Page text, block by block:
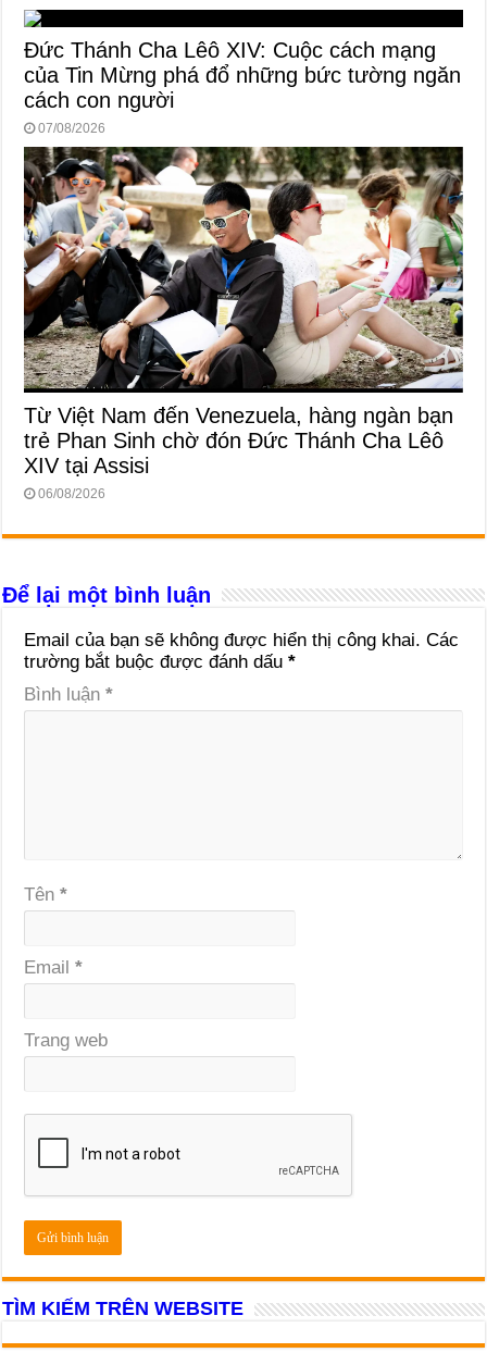
Đức Thánh Cha Lêô XIV: Cuộc cách mạng
của Tin Mừng phá đổ những bức tường ngăn
cách con người
07/08/2026
Từ Việt Nam đến Venezuela, hàng ngàn bạn
trẻ Phan Sinh chờ đón Đức Thánh Cha Lêô
XIV tại Assisi
06/08/2026
Để lại một bình luận
Email của bạn sẽ không được hiển thị công khai. Các
trường bắt buộc được đánh dấu*
Bình luận*
Tên*
Email*
Trang web
TÌM KIẾM TRÊN WEBSITE